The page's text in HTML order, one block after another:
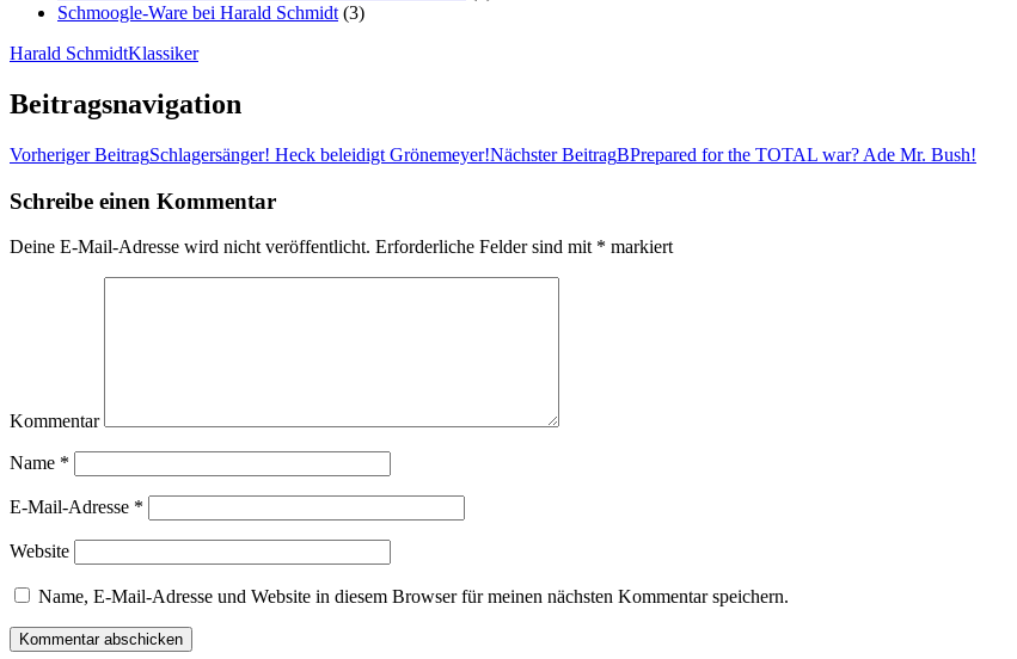
Schmoogle-Ware bei Harald Schmidt (3)
Harald SchmidtKlassiker
Beitragsnavigation
Vorheriger BeitragSchlagersänger! Heck beleidigt Grönemeyer!Nächster BeitragBPrepared for the TOTAL war? Ade Mr. Bush!
Schreibe einen Kommentar
Deine E-Mail-Adresse wird nicht veröffentlicht. Erforderliche Felder sind mit * markiert
Kommentar
Name *
E-Mail-Adresse *
Website
Name, E-Mail-Adresse und Website in diesem Browser für meinen nächsten Kommentar speichern.